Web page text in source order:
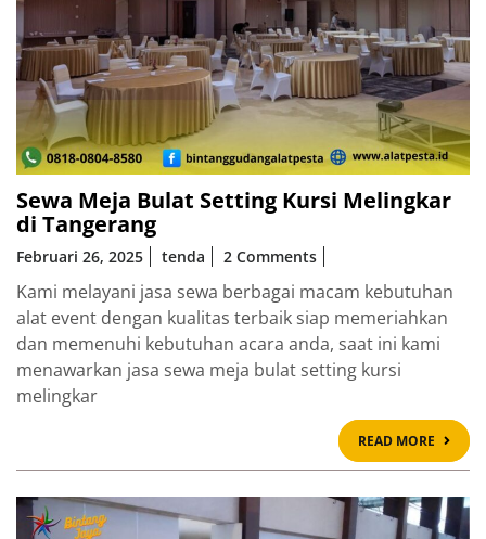
Sewa Meja Bulat Setting Kursi Melingkar
di Tangerang
Februari 26, 2025 tenda 2 Comments
Kami melayani jasa sewa berbagai macam kebutuhan
alat event dengan kualitas terbaik siap memeriahkan
dan memenuhi kebutuhan acara anda, saat ini kami
menawarkan jasa sewa meja bulat setting kursi
melingkar
READ MORE
READ